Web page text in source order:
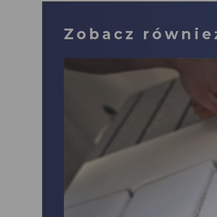
Zobacz